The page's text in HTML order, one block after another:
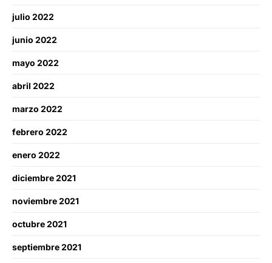
julio 2022
junio 2022
mayo 2022
abril 2022
marzo 2022
febrero 2022
enero 2022
diciembre 2021
noviembre 2021
octubre 2021
septiembre 2021